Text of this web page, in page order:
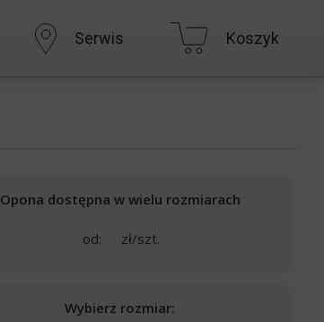
Serwis Koszyk
Opona dostępna w wielu rozmiarach
od: zł/szt.
Wybierz rozmiar: